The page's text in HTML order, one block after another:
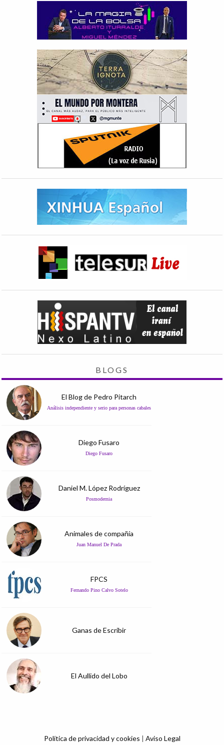
BLOGS
El Blog de Pedro Pitarch
Análisis independiente y serio para personas cabales
Diego Fusaro
Diego Fusaro
Daniel M. López Rodríguez
Posmodernia
Animales de compañía
Juan Manuel De Prada
FPCS
Fernando Pino Calvo Sotelo
Ganas de Escribir
El Aullido del Lobo
Política de privacidad y cookies | Aviso Legal